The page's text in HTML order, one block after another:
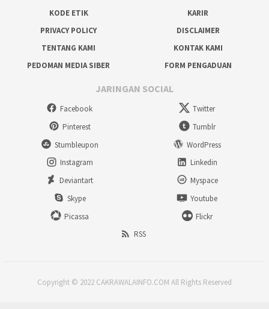
KODE ETIK
KARIR
PRIVACY POLICY
DISCLAIMER
TENTANG KAMI
KONTAK KAMI
PEDOMAN MEDIA SIBER
FORM PENGADUAN
JARINGAN SOCIAL
Facebook
Twitter
Pinterest
Tumblr
Stumbleupon
WordPress
Instagram
Linkedin
Deviantart
Myspace
Skype
Youtube
Picassa
Flickr
RSS
Copyright © 2022 CAKRAWALAINFO.COM All Rights Reserved